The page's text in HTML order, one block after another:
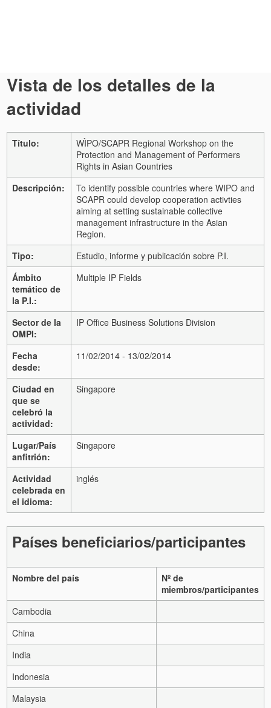
Vista de los detalles de la
actividad
Título:
WÌPO/SCAPR Regional Workshop on the
Protection and Management of Performers
Rights in Asian Countries
Descripción:
To identify possible countries where WIPO and
SCAPR could develop cooperation activties
aiming at setting sustainable collective
management infrastructure in the Asian
Region.
Tipo:
Estudio, informe y publicación sobre P.I.
Ámbito
temático de
la P.I.:
Multiple IP Fields
Sector de la
OMPI:
IP Office Business Solutions Division
Fecha
desde:
11/02/2014 - 13/02/2014
Ciudad en
que se
celebró la
actividad:
Singapore
Lugar/País
anfitrión:
Singapore
Actividad
celebrada en
el idioma:
inglés
Países beneficiarios/participantes
Nombre del país
Nº de
miembros/participantes
Cambodia
China
India
Indonesia
Malaysia